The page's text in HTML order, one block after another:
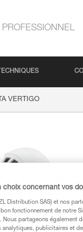
PROFESSIONNEL
VERTIGO
choix concernant vos
Distribution SAS) et nos
fonctionnement de notre
Nous partageons également
analytiques, publicitaires et